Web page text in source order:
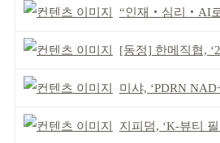
“인재‧심리‧AI
[동정] 한메직협,
미샤, ‘PDRN NAD+ 라
지피덤, ‘K-뷰티 필